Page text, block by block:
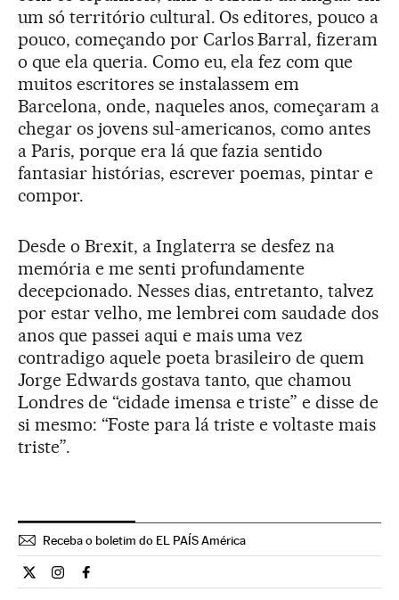
um só território cultural. Os editores, pouco a
pouco, começando por Carlos Barral, fizeram
o que ela queria. Como eu, ela fez com que
muitos escritores se instalassem em
Barcelona, onde, naqueles anos, começaram a
chegar os jovens sul-americanos, como antes
a Paris, porque era lá que fazia sentido
fantasiar histórias, escrever poemas, pintar e
compor.
Desde o Brexit, a Inglaterra se desfez na
memória e me senti profundamente
decepcionado. Nesses dias, entretanto, talvez
por estar velho, me lembrei com saudade dos
anos que passei aqui e mais uma vez
contradigo aquele poeta brasileiro de quem
Jorge Edwards gostava tanto, que chamou
Londres de “cidade imensa e triste” e disse de
si mesmo: “Foste para lá triste e voltaste mais
triste”.
Receba o boletim do EL PAÍS América
Opiniao El País Brasil en Twitter
Opiniao El País Brasil en Instagram
Opiniao El País Brasil en Facebook